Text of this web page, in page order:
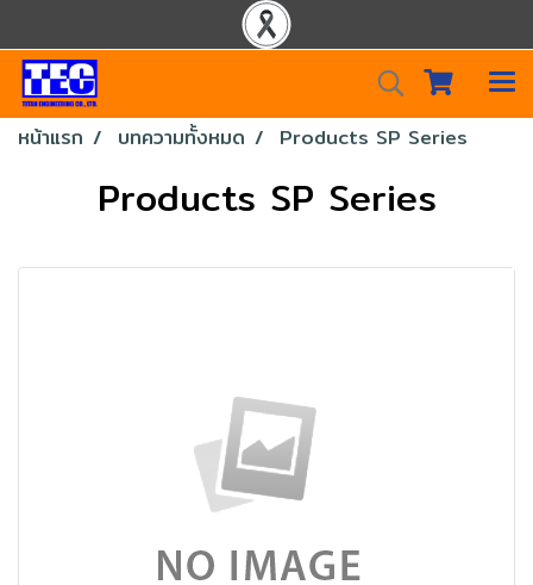
หน้าแรก บทความทั้งหมด Products SP Series
Products SP Series